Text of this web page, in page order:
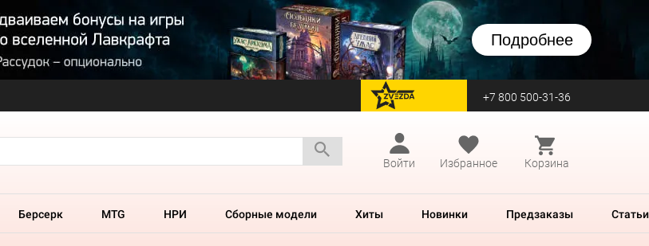
Подробнее
перейти на Zvezda +7 800 500-31-36
Войти
Избранное Корзина
Берсерк MTG НРИ Сборные модели Хиты Новинки Предзаказы Статьи